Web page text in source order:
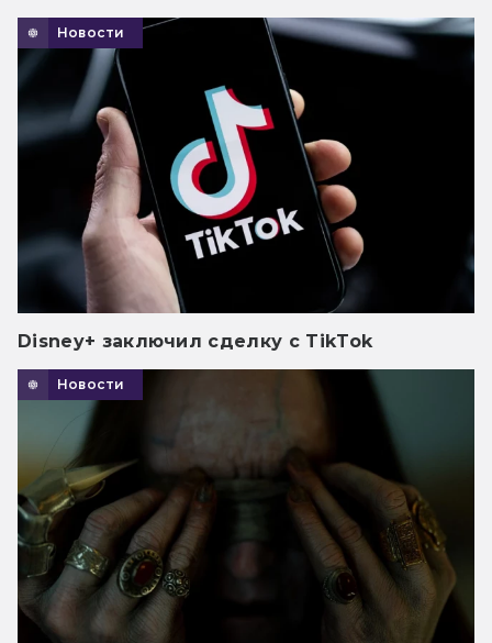
Новости
Disney+ заключил сделку с TikTok
Новости